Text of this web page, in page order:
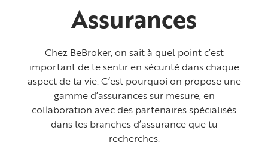
Assurances
Chez BeBroker, on sait à quel point c’est
important de te sentir en sécurité dans chaque
aspect de ta vie. C’est pourquoi on propose une
gamme d’assurances sur mesure, en
collaboration avec des partenaires spécialisés
dans les branches d’assurance que tu
recherches.